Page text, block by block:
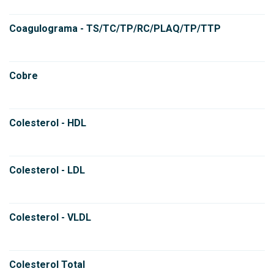
Coagulograma - TS/TC/TP/RC/PLAQ/TP/TTP
Cobre
Colesterol - HDL
Colesterol - LDL
Colesterol - VLDL
Colesterol Total